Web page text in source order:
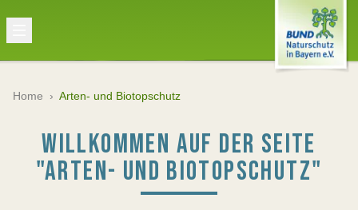
Home › Arten- und Biotopschutz
WILLKOMMEN AUF DER SEITE
"ARTEN- UND BIOTOPSCHUTZ"